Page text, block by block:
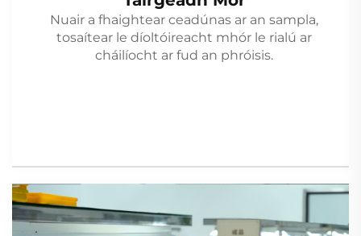
Nuair a fhaightear ceadúnas ar an sampla,
tosaítear le díoltóireacht mhór le rialú ar
cháilíocht ar fud an phróisis.